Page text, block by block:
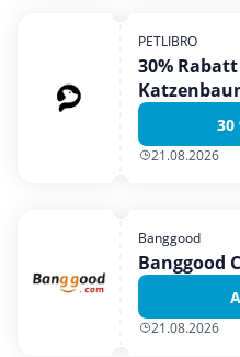
PETLIBRO
30%
30
21.08.2026
Banggood
Banggood
21.08.2026